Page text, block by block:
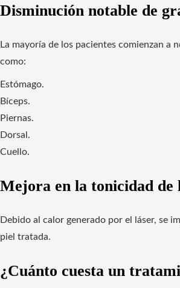
Disminución notable de
La mayoría de los pacientes comienzan a
como:
Estómago.
Bíceps.
Piernas.
Dorsal.
Cuello.
Mejora en la tonicidad de
Debido al calor generado por el láser, se
piel tratada.
¿Cuánto cuesta un